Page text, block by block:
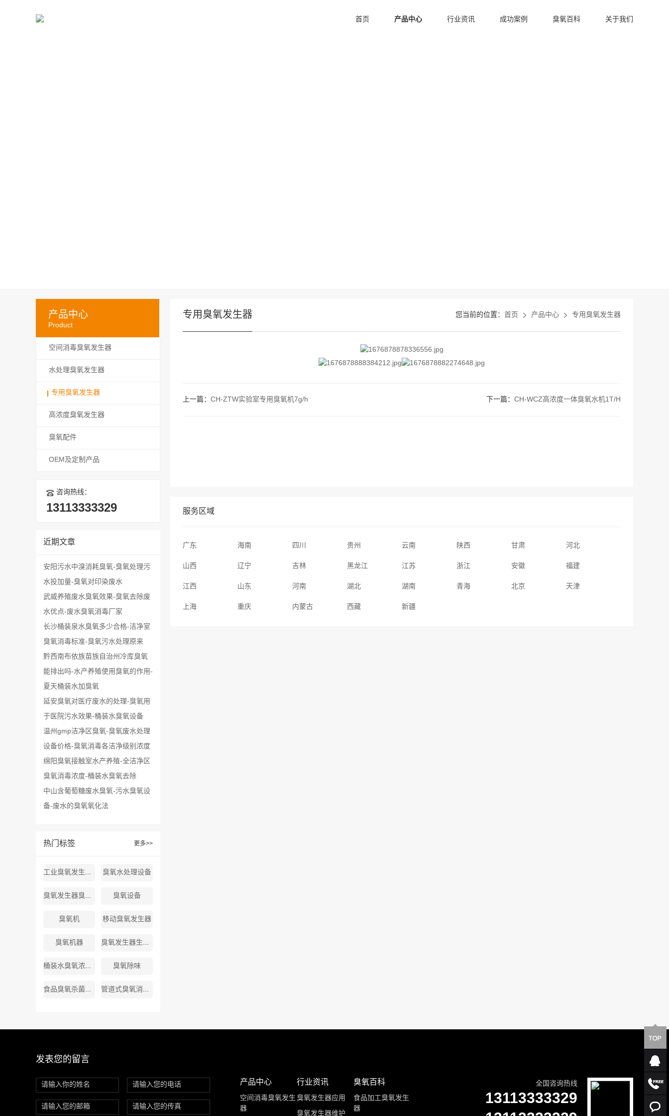
首页 产品中心 行业资讯 成功案例 臭氧百科 关于我们
产品中心
Product
空间消毒臭氧发生器
水处理臭氧发生器
专用臭氧发生器
高浓度臭氧发生器
臭氧配件
OEM及定制产品
咨询热线：
13113333329
近期文章
安阳污水中溴消耗臭氧-臭氧处理污
水投加量-臭氧对印染废水
武威养殖废水臭氧效果-臭氧去除废
水优点-废水臭氧消毒厂家
长沙桶装泉水臭氧多少合格-洁净室
臭氧消毒标准-臭氧污水处理原来
黔西南布依族苗族自治州冷库臭氧
能排出吗-水产养殖使用臭氧的作用-
夏天桶装水加臭氧
延安臭氧对医疗废水的处理-臭氧用
于医院污水效果-桶装水臭氧设备
温州gmp洁净区臭氧-臭氧废水处理
设备价格-臭氧消毒各洁净级别浓度
绵阳臭氧接触室水产养殖-全洁净区
臭氧消毒浓度-桶装水臭氧去除
中山含葡萄糖废水臭氧-污水臭氧设
备-废水的臭氧氧化法
热门标签 更多>>
工业臭氧发生器厂家 臭氧水处理设备
臭氧发生器臭氧厂家 臭氧设备
臭氧机 移动臭氧发生器
臭氧机器 臭氧发生器生产厂商
桶装水臭氧浓度标准 臭氧除味
食品臭氧杀菌消毒机 管道式臭氧消毒机
专用臭氧发生器 您当前的位置： 首页 产品中心 专用臭氧发生器
上一篇： CH-ZTW实验室专用臭氧机7g/h 下一篇： CH-WCZ高浓度一体臭氧水机1T/H
服务区域
广东 海南 四川 贵州 云南 陕西 甘肃 河北
山西 辽宁 吉林 黑龙江 江苏 浙江 安徽 福建
江西 山东 河南 湖北 湖南 青海 北京 天津
上海 重庆 内蒙古 西藏 新疆
发表您的留言
产品中心
空间消毒臭氧发生
器
行业资讯
臭氧发生器应用
臭氧发生器维护
臭氧百科
食品加工臭氧发生
器
全国咨询热线
13113333329